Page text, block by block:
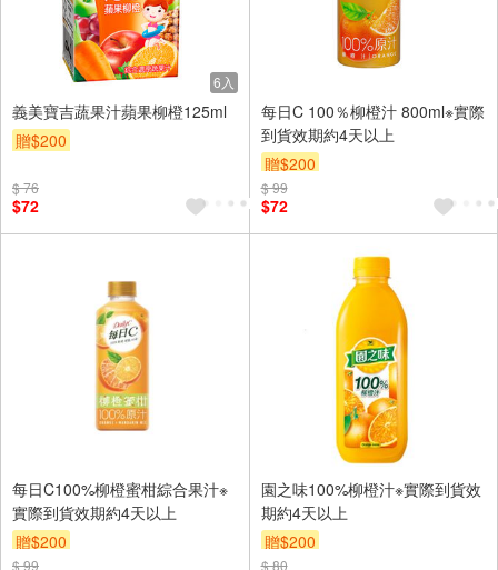
6入
義美寶吉蔬果汁蘋果柳橙125ml
贈$200
$ 76
$72
每日C 100％柳橙汁 800ml※實際
到貨效期約4天以上
贈$200
$ 99
$72
每日C100%柳橙蜜柑綜合果汁※
實際到貨效期約4天以上
贈$200
$ 99
園之味100%柳橙汁※實際到貨效
期約4天以上
贈$200
$ 80